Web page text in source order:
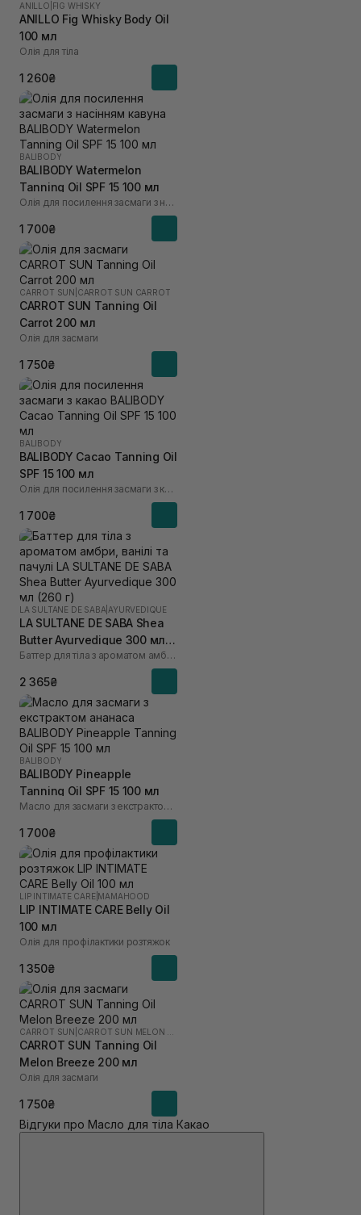
ANILLO FIG WHISKY
ANILLO Fig Whisky Body Oil
100 мл
Олія для тіла
1 260₴
BALIBODY
BALIBODY Watermelon
Tanning Oil SPF 15 100 мл
Олія для посилення засмаги з насінням кавуна
1 700₴
CARROT SUN CARROT SUN CARROT
CARROT SUN Tanning Oil
Carrot 200 мл
Олія для засмаги
1 750₴
BALIBODY
BALIBODY Cacao Tanning Oil
SPF 15 100 мл
Олія для посилення засмаги з какао
1 700₴
LA SULTANE DE SABA AYURVEDIQUE
LA SULTANE DE SABA Shea
Butter Ayurvedique 300 мл
(260 г)
Баттер для тіла з ароматом амбри, ванілі та пачулі
2 365₴
BALIBODY
BALIBODY Pineapple
Tanning Oil SPF 15 100 мл
Масло для засмаги з екстрактом ананаса
1 700₴
LIP INTIMATE CARE MAMAHOOD
LIP INTIMATE CARE Belly Oil
100 мл
Олія для профілактики розтяжок
1 350₴
CARROT SUN
CARROT SUN Tanning Oil
Melon Breeze 200 мл
Олія для засмаги
1 750₴
Відгуки про Масло для тіла Какао